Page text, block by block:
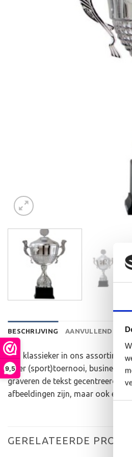
9,5
BESCHRIJVING AANVULLENDE
Een klassieker in ons
ieder (sport)toernooi,
graveren de tekst gecentreerd
afbeeldingen zijn, maar ook een
GERELATEERDE